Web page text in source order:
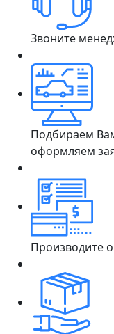
Звоните
Подбираем
оформляем
Производите